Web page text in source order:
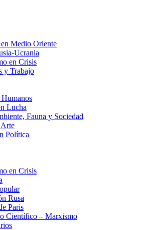
Medio Oriente
Ucrania
en Crisis
y Trabajo
Lucha
Fauna y Sociedad
Política
en Crisis
Rusa
Paris
Científico – Marxismo